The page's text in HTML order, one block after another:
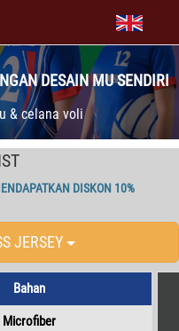
DESAIN MU SENDIRI
& celana voli
DISKON 10%
JERSEY
Bahan
Microfiber